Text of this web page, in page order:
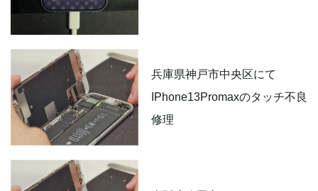
兵庫県神戸市中央区にて
IPhone13Promaxのタッチ不良
修理